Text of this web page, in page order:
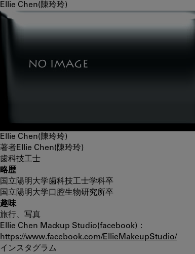
Ellie Chen(陳玲玲)
Ellie Chen(陳玲玲)
著者Ellie Chen(陳玲玲)
歯科技工士
略歴
国立陽明大学歯科技工士学科卒
国立陽明大学口腔生物研究所卒
趣味
旅行、写真
Ellie Chen Mackup Studio(facebook)：
https://www.facebook.com/EllieMakeupStudio/
インスタグラム